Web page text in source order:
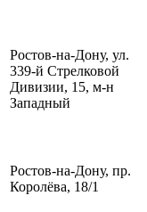
Ростов-на-Дону, ул.
339-й Стрелковой
Дивизии, 15, м-н
Западный
Ростов-на-Дону, пр.
Королёва, 18/1